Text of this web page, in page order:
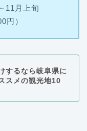
11月上旬
円）
するなら岐阜県に
スメの観光地10